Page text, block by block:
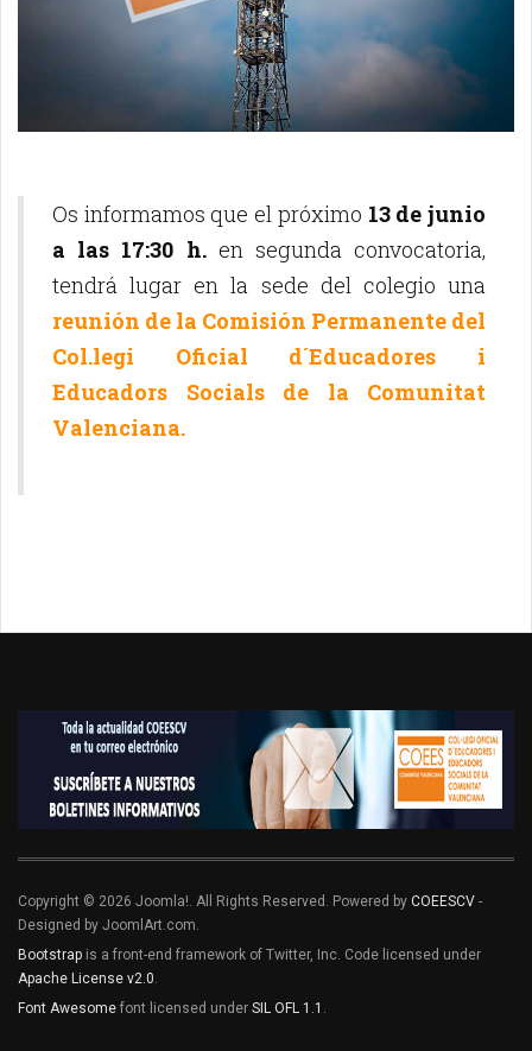
Os informamos que el próximo 13 de junio
a las 17:30 h.en segunda convocatoria,
tendrá lugar en la sede del colegio una
reunión de la Comisión Permanente del
Col.legi Oficial d´Educadores i
Educadors Socials de la Comunitat
Valenciana.
Copyright © 2026 Joomla!. All Rights Reserved. Powered by COEESCV -
Designed by JoomlArt.com.
Bootstrap is a front-end framework of Twitter, Inc. Code licensed under
Apache License v2.0
Font Awesome font licensed under SIL OFL 1.1